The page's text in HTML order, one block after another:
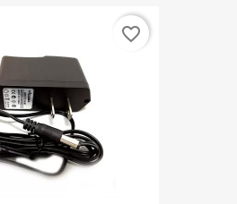
favorite_border